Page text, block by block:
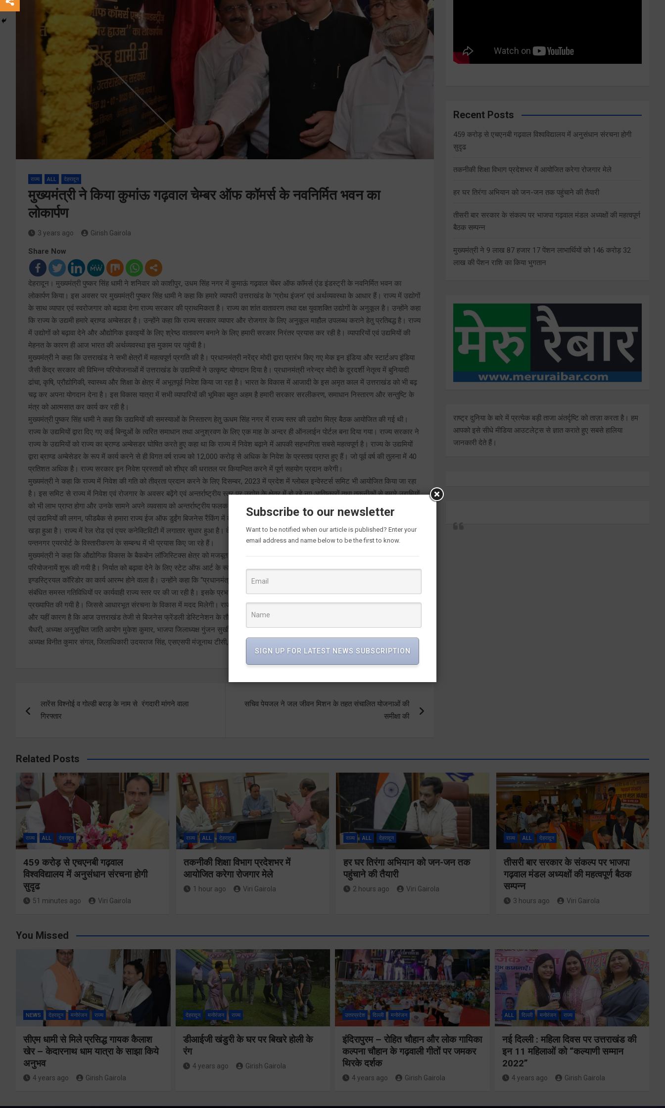
राज्य ALL देहरादून
मुख्यमंत्री ने किया कुमांऊ गढ़वाल चेम्बर ऑफ कॉमर्स के नवनिर्मित भवन का
लोकार्पण
3 years ago Girish Gairola
Share Now
देहरादून। मुख्यमंत्री पुष्कर सिंह धामी ने शनिवार को काशीपुर, उधम सिंह नगर में कुमाऊं गढ़वाल चेंबर ऑफ कॉमर्स एंड इंडस्ट्री के नवनिर्मित भवन का
लोकार्पण किया। इस अवसर पर मुख्यमंत्री पुष्कर सिंह धामी ने कहा कि हमारे व्यापारी उत्तराखंड के ‘ग्रोथ इंजन’ एवं अर्थव्यवस्था के आधार हैं। राज्य में उद्योगों
के साथ व्यापार एवं स्वरोजगार को बढावा देना राज्य सरकार की प्राथमिकता है। राज्य का शांत वातावरण तथा दक्ष युवाशक्ति उद्योगों के अनुकूल है। उन्होंने कहा
कि राज्य के उद्यमी हमारे ब्राण्ड अम्बेसडर है। उन्होंने कहा कि राज्य सरकार व्यापार और रोजगार के लिए अनुकूल माहौल उपलब्ध कराने हेतु प्रतिबद्ध है। राज्य
में उद्योगों को बढ़ावा देने और औद्योगिक इकाइयों के लिए श्रेष्ठ वातावरण बनाने के लिए हमारी सरकार निरंतर प्रयास कर रही है। व्यापारियों एवं उद्यमियों की
मेहनत के कारण ही आज भारत की अर्थव्यवस्था इस मुकाम पर पहुंची है।
मुख्यमंत्री ने कहा कि उत्तराखंड ने सभी क्षेत्रों में महत्वपूर्ण प्रगति की है। प्रधानमंत्री नरेंद्र मोदी द्वारा प्रारंभ किए गए मेक इन इंडिया और स्टार्टअप इंडिया
जैसी केंद्र सरकार की विभिन्न परियोजनाओं में उत्तराखंड के उद्यमियों ने उत्कृष्ट योगदान दिया है। प्रधानमंत्री नरेन्द्र मोदी के दूरदर्शी नेतृत्व में बुनियादी
ढांचा, कृषि, प्रौद्योगिकी, स्वास्थ्य और शिक्षा के क्षेत्र में अभूतपूर्व निवेश किया जा रहा है। भारत के विकास में आजादी के इस अमृत काल में उत्तराखंड को भी बढ़
चढ़ कर अपना योगदान देना है। इस विकास यात्रा में सभी व्यापारियों की भूमिका बहुत अहम है हमारी सरकार सरलीकरण, समाधान निस्तारण और सन्तुष्टि के
मंत्र को आत्मसात कर कार्य कर रही है।
मुख्यमंत्री पुष्कर सिंह धामी ने कहा कि उद्यमियों की समस्याओं के निस्तारण हेतु ऊधम सिंह नगर में राज्य स्तर की उद्योग मित्र बैठक आयोजित की गई थी।
राज्य के उद्यमियों द्वारा दिए गए कई बिन्दुओं के त्वरित समाधान तथा अनुश्रवण के लिए एक माह के अन्दर ही ऑनलाईन पोर्टल बना दिया गया। राज्य सरकार ने
राज्य के उद्यमियों को राज्य का ब्राण्ड अम्बेसडर घोषित करते हुए कहा था कि राज्य में निवेश बढ़ाने में आपकी सहभागिता सबसे महत्वपूर्ण है। राज्य के उद्यमियों
द्वारा ब्राण्ड अम्बेसेडर के रूप में कार्य करने से ही विगत वर्ष राज्य को 12,000 करोड़ से अधिक के निवेश के प्रस्ताव प्राप्त हुए हैं। जो पूर्व वर्ष की तुलना में 40
प्रतिशत अधिक है। राज्य सरकार इन निवेश प्रस्तावों को शीघ्र की धरातल पर कियान्वित करने में पूर्ण सहयोग प्रदान करेगी।
मुख्यमंत्री ने कहा कि राज्य में निवेश की गति को तीव्रता प्रदान करने के लिए दिसम्बर, 2023 में प्रदेश में ग्लोबल इन्वेस्टर्स समिट भी आयोजित किया जा रहा
है। इस समिट से राज्य में निवेश एवं रोजगार के अवसर बढ़ेंगे एवं अन्तर्राष्ट्रीय स्तर पर उद्योग के क्षेत्र में हो रहे नए आविष्कारों तथा तकनीकों से हमारे उद्यमियों
को भी लाभ प्राप्त होगा और उनके सामने अपने व्यवसाय को अन्तर्राष्ट्रीय फलक पर विस्तार देने का अवसर प्राप्त होगा। राज्य सरकार द्वारा किए गए प्रयासों
एवं उद्यमियों की लगन, फीडबैक से हमारा राज्य ईज ऑफ डुईंग बिजनेस रैंकिंग में देश में अचीवर्स की श्रेणी में सम्मिलित होकर अन्य कई बड़े राज्यों के समकक्ष
खड़ा हुआ है। राज्य में रेल रोड एवं एयर कनेक्टिविटी में लगातार सुधार हुआ है। देहरादून एयरपोर्ट से विभिन्न शहरों के लिए सीधी वायु सेवा उपलब्ध हो गयी है।
पन्तनगर एयरपोर्ट के विस्तारीकरण के सम्बन्ध में भी प्रयास किए जा रहे हैं।
मुख्यमंत्री ने कहा कि औद्योगिक विकास के बैकबोन लॉजिस्टिक्स क्षेत्र को मजबूत करने और राज्य में व्यापार को सुविधाजनक बनाने के लिए कई बुनियादी ढांचा
परियोजनायें शुरू की गयी है। निर्यात को बढ़ावा देने के लिए स्टेट ऑफ आर्ट के रूप में आई०सी०डी० की स्थापना की गयी है। शीघ्र ही अमृतसर कोलकाता
इण्डस्ट्रियल कॉरिडोर का कार्य आरम्भ होने वाला है। उन्होंने कहा कि ‘‘प्रधानमंत्री राष्ट्रीय गति-शक्ति नेशनल मास्टर प्लान’’ के अन्तर्गत लॉजिस्टिक से
संबंधित समस्त गतिविधियों पर कार्यवाही राज्य स्तर पर की जा रही है। इसके प्रभावी क्रियान्वयन हेतु राज्य सरकार द्वारा उत्तराखण्ड लॉजिस्टिक्स नीति-2023
प्रख्यापित की गयी है। जिससे आधारभूत संरचना के विकास में मदद मिलेगी। राज्य सरकार ने ‘विकसित उत्तराखंड’ को केंद्र में रख कर अपनी नीतियां बनाई हैं
और यहीं कारण है कि आज उत्तराखंड तेजी से बिजनेस फ्रेंडली डेस्टिनेशन के तौर पर उभर रहा है। इस अवसर पर विधायक त्रिलोक सिंह चीमा, मेयर ऊषा
चैधरी, अध्यक्ष अनुसूचित जाति आयोग मुकेश कुमार, भाजपा जिलाध्यक्ष गुंजन सुखीजा, अध्यक्ष केजीसीसीआई अशोक बंसल, महासचिव बांके बिहारी गोयनका, पूर्व
अध्यक्ष विनीत कुमार संगल, जिलाधिकारी उदयराज सिंह, एसएसपी मंजूनाथ टीसी, एवं अन्य लोग मौजूद रहे।
navigation
लारेंस विश्नोई व गोल्डी बराड़ के नाम से रंगदारी मांगने वाला
गिरफ्तार
सचिव पेयजल ने जल जीवन मिशन के तहत संचालित योजनाओं की
समीक्षा की
Recent Posts
459 करोड़ से एचएनबी गढ़वाल विश्वविद्यालय में अनुसंधान संरचना होगी
सुदृढ
तकनीकी शिक्षा विभाग प्रदेशभर में आयोजित करेगा रोजगार मेले
हर घर तिरंगा अभियान को जन-जन तक पहुंचाने की तैयारी
तीसरी बार सरकार के संकल्प पर भाजपा गढ़वाल मंडल अध्यक्षों की महत्वपूर्ण
बैठक सम्पन्न
मुख्यमंत्री ने 9 लाख 87 हजार 17 पेंशन लाभार्थियों को 146 करोड़ 32
लाख की पेंशन राशि का किया भुगतान
राष्ट्र दुनिया के बारे में प्रत्येक बड़ी ताजा अंतर्दृष्टि को ताज़ा करता है। हम
आपको इसे सीधे मीडिया आउटलेट्स से ज्ञात कराते हुए सबसे हालिया
जानकारी देते हैं।
Related Posts
राज्य ALL देहरादून
459 करोड़ से एचएनबी गढ़वाल
विश्वविद्यालय में अनुसंधान संरचना होगी
सुदृढ
51 minutes ago Viri Gairola
राज्य ALL देहरादून
तकनीकी शिक्षा विभाग प्रदेशभर में
आयोजित करेगा रोजगार मेले
1 hour ago Viri Gairola
राज्य ALL देहरादून
हर घर तिरंगा अभियान को जन-जन तक
पहुंचाने की तैयारी
2 hours ago Viri Gairola
राज्य ALL देहरादून
तीसरी बार सरकार के संकल्प पर भाजपा
गढ़वाल मंडल अध्यक्षों की महत्वपूर्ण बैठक
सम्पन्न
3 hours ago Viri Gairola
You Missed
NEWS देहरादून मनोरंजन राज्य
सीएम धामी से मिले प्रसिद्ध गायक कैलाश
खेर – केदारनाथ धाम यात्रा के साझा किये
अनुभव
4 years ago Girish Gairola
देहरादून मनोरंजन राज्य
डीआईजी खंडुरी के घर पर बिखरे होली के
रंग
4 years ago Girish Gairola
उत्तरप्रदेश दिल्ली मनोरंजन
इंदिरापुरम – रोहित चौहान और लोक गायिका
कल्पना चौहान के गढ़वाली गीतों पर जमकर
थिरके दर्शक
4 years ago Girish Gairola
ALL दिल्ली मनोरंजन राज्य
नई दिल्ली : महिला दिवस पर उत्तराखंड की
इन 11 महिलाओं को “कल्याणी सम्मान
2022”
4 years ago Girish Gairola
तकनीकी शिक्षा
विभाग प्रदेशभर में
रोजगार मेले
Subscribe to our newsletter
Want to be notified when our article is published? Enter your
email address and name below to be the first to know.
SIGN UP FOR LATEST NEWS SUBSCRIPTION